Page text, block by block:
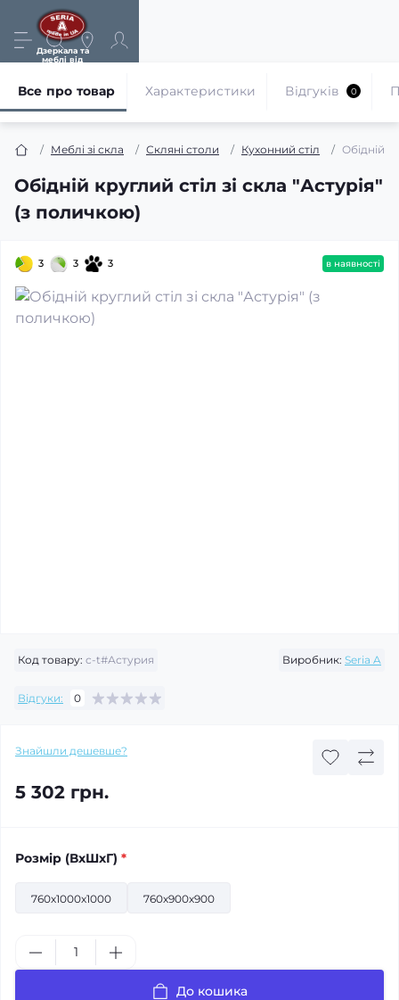
Дзеркала та
меблі від
Меблі зі скла Скляні столи Кухонний стіл Обідній
Обідній круглий стіл зі скла "Астурія"
(з поличкою)
Все про товар Характеристики Відгуків 0
3 3 3 в наявності
Код товару: c-t#Астурия Виробник: Seria A
Відгуки: 0
Знайшли дешевше?
5 302 грн.
Розмiр (ВхШхГ) *
760х1000х1000 760х900х900
До кошика